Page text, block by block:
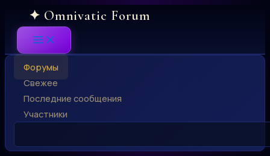
content
Форумы
Свежее
Последние сообщения
Участники